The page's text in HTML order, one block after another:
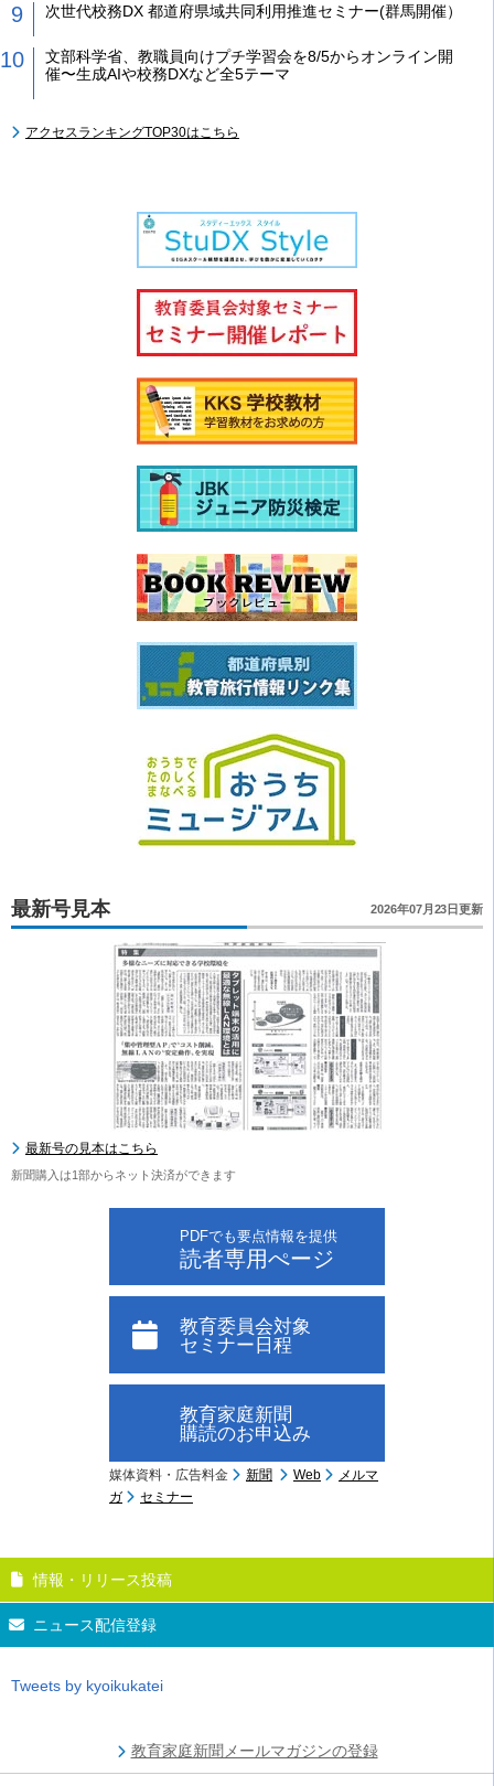
次世代校務DX 都道府県域共同利用推進セミナー(群馬開催）
文部科学省、教職員向けプチ学習会を8/5からオンライン開
催〜生成AIや校務DXなど全5テーマ
アクセスランキングTOP30はこちら
最新号見本 2026年07月23日更新
最新号の見本はこちら
新聞購入は1部からネット決済ができます
PDFでも要点情報を提供
読者専用ぺージ
教育委員会対象
セミナー日程
教育家庭新聞
購読のお申込み
媒体資料・広告料金 新聞 Web
メルマ
ガ
セミナー
情報・リリース投稿
ニュース配信登録
Tweets by kyoikukatei
教育家庭新聞メールマガジンの登録